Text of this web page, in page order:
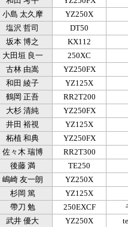
小島 太久摩
YZ250X
塩沢 哲司
DT50
坂本 博之
KX112
大田垣 良一
250XC
古林 由嵩
YZ250FX
和田 綾子
YZ125X
鶴岡 正吾
RR2T200
大杉 清純
YZ250FX
井田 裕視
YZ125X
柘植 和典
YZ250FX
佐々木 瑞博
RR2T300
後藤 満
TE250
嶋崎 友一朗
YZ250X
杉岡 篤
YZ125X
帶刀 勉 250EXCF
武井 優大 YZ250X